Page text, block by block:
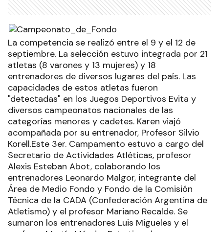
La competencia se realizó entre el 9 y el 12 de
septiembre. La selección estuvo integrada por 21
atletas (8 varones y 13 mujeres) y 18
entrenadores de diversos lugares del país. Las
capacidades de estos atletas fueron
"detectadas" en los Juegos Deportivos Evita y
diversos campeonatos nacionales de las
categorías menores y cadetes. Karen viajó
acompañada por su entrenador, Profesor Silvio
Korell.Este 3er. Campamento estuvo a cargo del
Secretario de Actividades Atléticas, profesor
Alexis Esteban Abot, colaborando los
entrenadores Leonardo Malgor, integrante del
Área de Medio Fondo y Fondo de la Comisión
Técnica de la CADA (Confederación Argentina de
Atletismo) y el profesor Mariano Recalde. Se
sumaron los entrenadores Luis Migueles y el